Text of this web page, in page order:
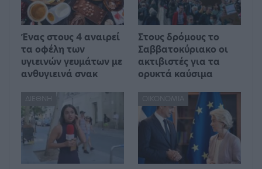
Ένας στους 4 αναιρεί
τα οφέλη των
υγιεινών γευμάτων με
ανθυγιεινά σνακ
Στους δρόμους το
Σαββατοκύριακο οι
ακτιβιστές για τα
ορυκτά καύσιμα
ΔΙΕΘΝΉ ΟΙΚΟΝΟΜΊΑ